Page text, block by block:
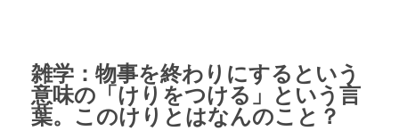
雑学：物事を終わりにするという
意味の「けりをつける」という言
葉。このけりとはなんのこと？